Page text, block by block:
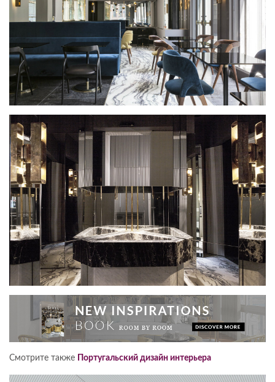
Смотрите также Португальский дизайн интерьера